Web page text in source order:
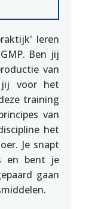
leren
Ben jij
van
jij voor het
training
van
het
Je snapt
en bent je
gaan